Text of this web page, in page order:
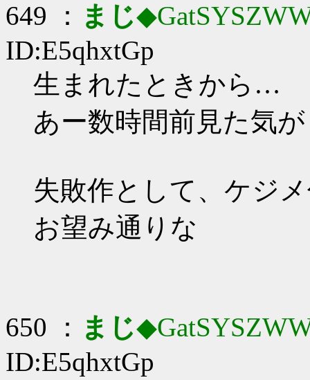
649 ： まじ
ID:E5qhxtGp
生まれたときから…
あー数時間前見た気
失敗作として、ケジ
お望み通りな
650 ： まじ
ID:E5qhxtGp